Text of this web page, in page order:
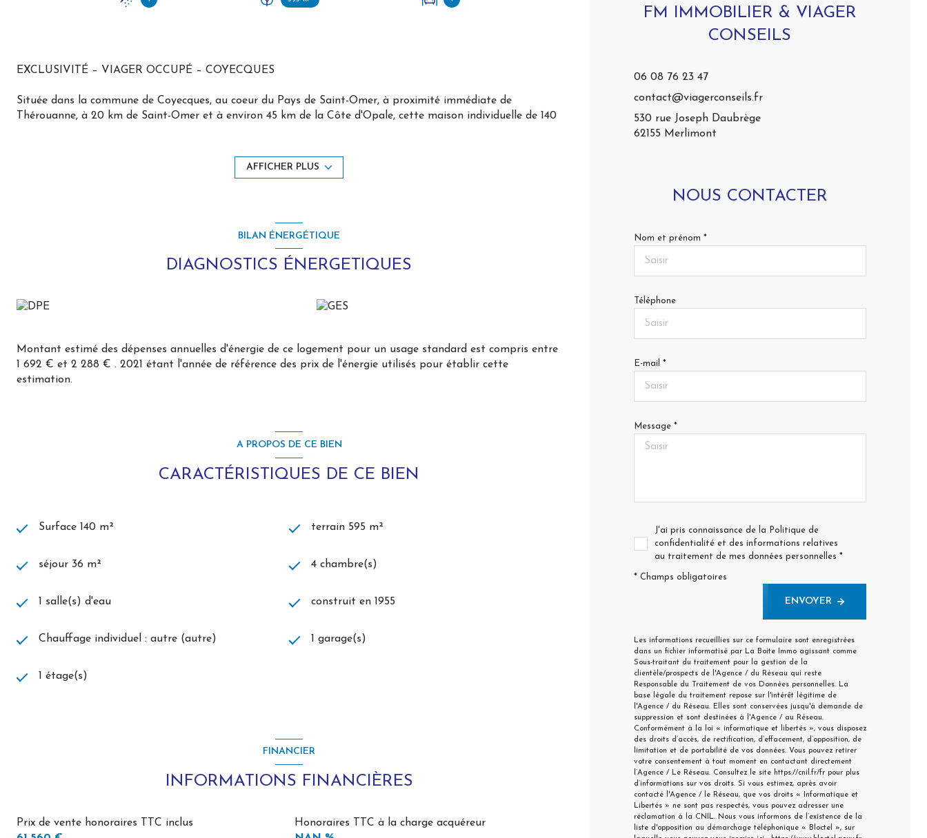
EXCLUSIVITÉ – VIAGER OCCUPÉ – COYECQUES
Située dans la commune de Coyecques, au coeur du Pays de Saint-Omer, à proximité immédiate de
Thérouanne, à 20 km de Saint-Omer et à environ 45 km de la Côte d'Opale, cette maison individuelle de 140
Edifiée sur une parcelle d'environ 600 m², aménagée et sans vis-à-vis, cette maison comprend un hall
d'entrée avec escalier, un séjour-salon lumineux, une cuisine équipée indépendante, une véranda, un cellier et
Les prestations comprennent une toiture récente, des menuiseries PVC double vitrage avec volets roulants
ainsi qu'un poêle à granulés récemment installé.
Valeur vénale : 136 000 €
Bouquet HAI : 61 560 €
Taxe foncière : 825 € dont 150 € de taxe d'enlèvement des ordures ménagères.
Décote immédiate via le droit d'usage et d'habitation réservé
estimé des dépenses annuelles d'énergie pour un usage standard, établi à partir des prix de l'énergie de
l'année 2021 : entre 1692.00 et 2288.00 €. Les informations sur les risques auxquels ce bien est exposé sont
disponibles sur le site Géorisques : georisques.gouv.fr.
RCP ALLIANZ
AFFICHER PLUS
BILAN ÉNERGÉTIQUE
DIAGNOSTICS ÉNERGETIQUES
Montant estimé des dépenses annuelles d'énergie de ce logement pour un usage standard est compris entre
1 692 € et 2 288 € . 2021 étant l'année de référence des prix de l'énergie utilisés pour établir cette
estimation.
A PROPOS DE CE BIEN
CARACTÉRISTIQUES DE CE BIEN
Surface 140 m² terrain 595 m²
séjour 36 m² 4 chambre(s)
1 salle(s) d'eau construit en 1955
Chauffage individuel : autre (autre) 1 garage(s)
1 étage(s)
FINANCIER
INFORMATIONS FINANCIÈRES
Prix de vente honoraires TTC inclus
Honoraires TTC à la charge acquéreur
FM IMMOBILIER & VIAGER
CONSEILS
06 08 76 23 47
contact@viagerconseils.fr
530 rue Joseph Daubrège
62155 Merlimont
NOUS CONTACTER
Nom et prénom *
Téléphone
E-mail *
Message *
J'ai pris connaissance de la Politique de
confidentialité et des informations relatives
au traitement de mes données personnelles *
* Champs obligatoires
ENVOYER
Les informations recueillies sur ce formulaire sont enregistrées
dans un fichier informatisé par La Boite Immo agissant comme
Sous-traitant du traitement pour la gestion de la
clientèle/prospects de l'Agence / du Réseau qui reste
Responsable du Traitement de vos Données personnelles. La
base légale du traitement repose sur l'intérêt légitime de
l'Agence / du Réseau. Elles sont conservées jusqu'à demande de
suppression et sont destinées à l'Agence / au Réseau.
Conformément à la loi « informatique et libertés », vous disposez
des droits d’accès, de rectification, d’effacement, d’opposition, de
limitation et de portabilité de vos données. Vous pouvez retirer
votre consentement à tout moment en contactant directement
l’Agence / Le Réseau. Consultez le site https://cnil.fr/frpour plus
d’informations sur vos droits. Si vous estimez, après avoir
contacté l'Agence / le Réseau, que vos droits « Informatique et
Libertés » ne sont pas respectés, vous pouvez adresser une
réclamation à la CNIL. Nous vous informons de l’existence de la
liste d'opposition au démarchage téléphonique « Bloctel », sur